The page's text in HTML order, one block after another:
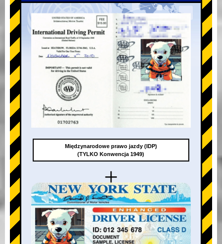
+
Międzynarodowe prawo jazdy (IDP)
(TYLKO Konwencja 1949)